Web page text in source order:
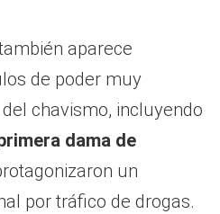
aparece
de poder muy
chavismo, incluyendo
dama de
un
por tráfico de drogas.